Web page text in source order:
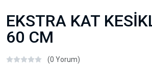
EKSTRA KAT
60 CM
(0 Yorum)